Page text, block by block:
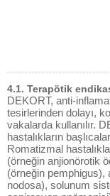
4.1. Terapötik
DEKORT, anti-
tesirlerinden dolayı,
vakalarda kullanılır.
hastalıkların
Romatizmal
(örneğin anjionörotik
(örneğin pemphigus),
nodosa), solunum